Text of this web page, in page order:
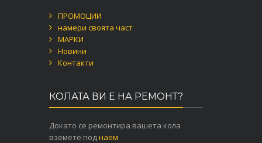
ПРОМОЦИИ
намери своята част
МАРКИ
Новини
Контакти
КОЛАТА ВИ Е НА РЕМОНТ?
Докато се ремонтира вашета кола
вземете поднаем